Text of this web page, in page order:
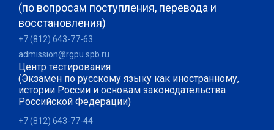
(по вопросам поступления, перевода и
восстановления)
+7 (812) 643-77-63
admission@rgpu.spb.ru
Центр тестирования
(Экзамен по русскому языку как иностранному,
истории России и основам законодательства
Российской Федерации)
+7 (812) 643-77-44